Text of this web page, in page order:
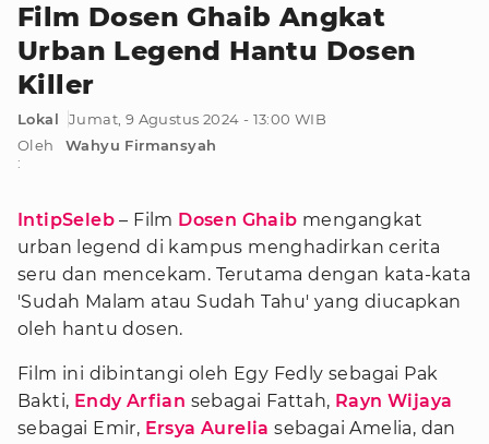
Film Dosen Ghaib Angkat
Urban Legend Hantu Dosen
Killer
Lokal
Jumat, 9 Agustus 2024 - 13:00 WIB
Oleh
:
Wahyu Firmansyah
IntipSeleb – Film Dosen Ghaib mengangkat
urban legend di kampus menghadirkan cerita
seru dan mencekam. Terutama dengan kata-kata
'Sudah Malam atau Sudah Tahu' yang diucapkan
oleh hantu dosen.
Film ini dibintangi oleh Egy Fedly sebagai Pak
Bakti, Endy Arfian sebagai Fattah, Rayn Wijaya
sebagai Emir, Ersya Aurelia sebagai Amelia, dan